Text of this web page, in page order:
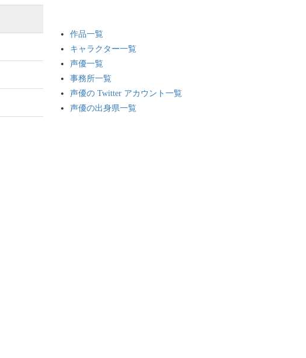
作品一覧
キャラクター一覧
声優一覧
事務所一覧
声優の Twitter アカウント一覧
声優の出身県一覧